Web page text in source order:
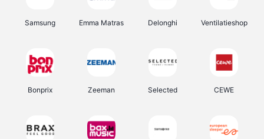
Samsung Emma Matras Delonghi Ventilatieshop
Bonprix Zeeman Selected CEWE